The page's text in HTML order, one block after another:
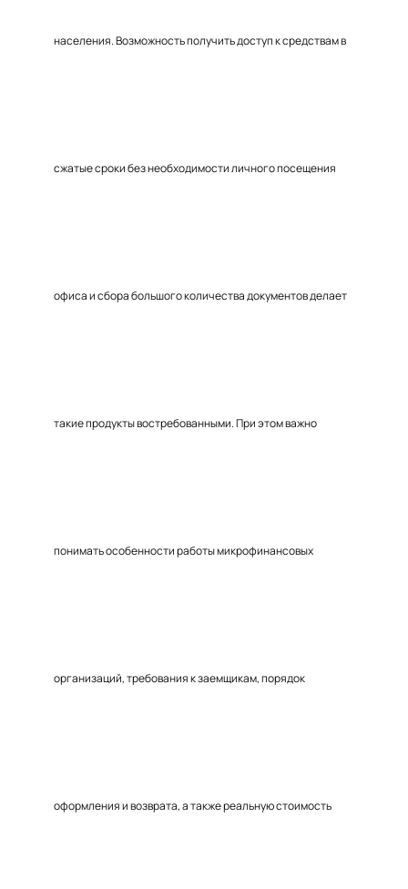
населения. Возможность получить доступ к средствам в
сжатые сроки без необходимости личного посещения
офиса и сбора большого количества документов делает
такие продукты востребованными. При этом важно
понимать особенности работы микрофинансовых
организаций, требования к заемщикам, порядок
оформления и возврата, а также реальную стоимость